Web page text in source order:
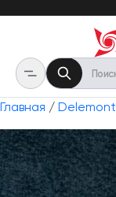
Главная / Delemont